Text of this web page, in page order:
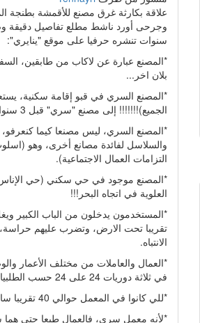
علاقة بكارثة غرق مصنع للأقمشة بطنجة
وجرحى أورد ناشط مطلع تفاصيل دقيقة
سنوات تنشره حرفيا على موقع "ينايري":
*المصنع عبارة عن لاكاب من طابقين،
بلان اخر...
*المصنع السري في قبو إقامة سكنية،
الجميع)!!!!!!! إلى مصنع "سري" قبل 3 سنوات تقريبا.
*المصنع السري، ليس مصنعا كيما
والسلاسل لفائدة مصانع أخرى، وهو
التزامات العمال الاجتماعية).
*المصنع موجود في حي سكني (حي
العلوية في اتجاه البحر!!!
*المستخدمون يدخلون من الباب الكبير
تقريبا تحت الارض، وتضرب عليهم
الانتباه.
في ثلاثة دوريات 24 على 24 حسب الطلبيات المتوصل بها.
*للي كانوا في المعمل حوالي 40 تقريبا ساعة حدوث الفيضانات في بداية صباح اليوم.